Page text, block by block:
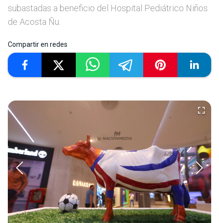
subastadas a beneficio del Hospital Pediátrico Niños
de Acosta Ñu.
Compartir en redes